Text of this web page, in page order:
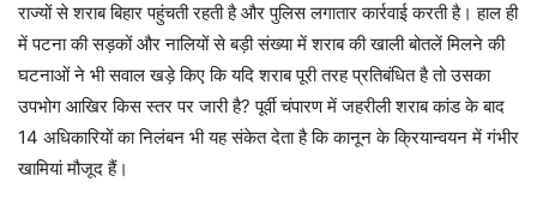
राज्यों से शराब बिहार पहुंचती रहती है और पुलिस लगातार कार्रवाई करती है। हाल ही
में पटना की सड़कों और नालियों से बड़ी संख्या में शराब की खाली बोतलें मिलने की
घटनाओं ने भी सवाल खड़े किए कि यदि शराब पूरी तरह प्रतिबंधित है तो उसका
उपभोग आखिर किस स्तर पर जारी है? पूर्वी चंपारण में जहरीली शराब कांड के बाद
14 अधिकारियों का निलंबन भी यह संकेत देता है कि कानून के क्रियान्वयन में गंभीर
खामियां मौजूद हैं।